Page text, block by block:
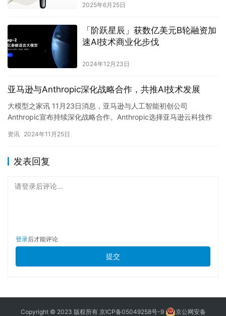
2025年6月25日
「阶跃星辰」获数亿美元B轮融资加
速AI技术商业化步伐
2024年12月23日
‌亚马逊与Anthropic深化战略合作，共推AI技术发展‌
大模型之家讯 11月23日消息，亚马逊与人工智能初创公司
Anthropic宣布持续深化战略合作。Anthropic选择亚马逊云科技作
资讯 2024年11月25日
发表回复
请登录后评论...
登录后才能评论
提交
Copyright © 2023 版权所有 京ICP备05049258号-9 京公网安备